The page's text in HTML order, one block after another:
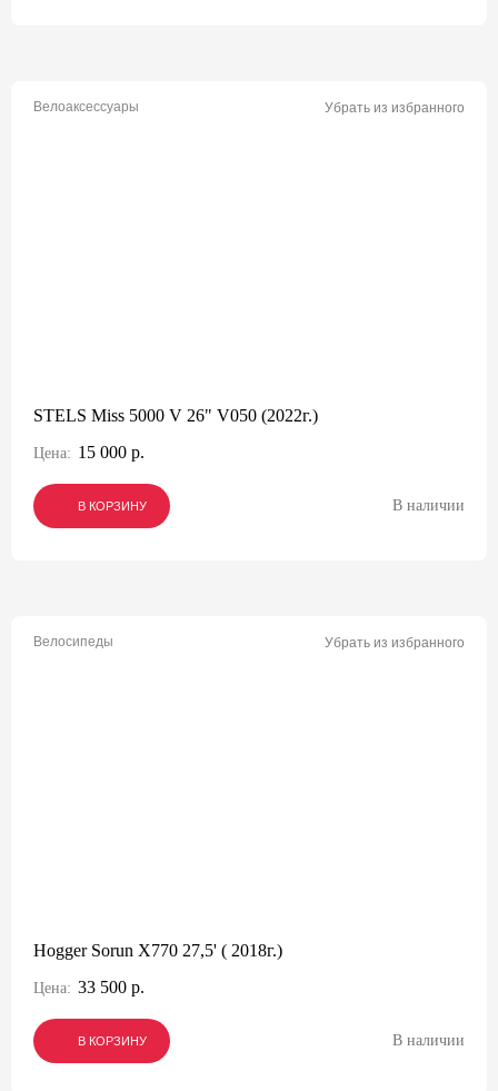
Велоаксессуары Убрать из избранного
STELS Miss 5000 V 26" V050 (2022г.)
Цена: 15 000 р.
В КОРЗИНУ
В КОРЗИНУ
В КОРЗИНУ В наличии
Велосипеды Убрать из избранного
Hogger Sorun X770 27,5' ( 2018г.)
Цена: 33 500 р.
В КОРЗИНУ
В КОРЗИНУ
В КОРЗИНУ В наличии